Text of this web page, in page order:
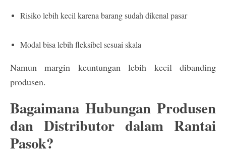
Risiko lebih kecil karena barang sudah dikenal pasar
Modal bisa lebih fleksibel sesuai skala
Namun margin keuntungan lebih kecil dibanding
produsen.
Bagaimana Hubungan Produsen
dan Distributor dalam Rantai
Pasok?